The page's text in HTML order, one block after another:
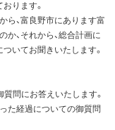
ります。
ら、富良野市にあります富
、それから、総合計画に
いてお聞きいたします。
問にお答えいたします。
た経過についての御質問